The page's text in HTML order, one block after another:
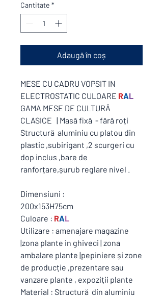
Cantitate *
Adaugă în coș
MESE CU CADRU VOPSIT IN
ELECTROSTATIC CULOARE RAL
GAMA MESE DE CULTURĂ
CLASICE | Masă fixă - fără roți
Structură aluminiu cu platou din
plastic ,subirigant ,2 scurgeri cu
dop inclus ,bare de
ranforțare,șurub reglare nivel .
Dimensiuni :
200x153H75cm
Culoare : RAL
Utilizare : amenajare magazine
|zona plante in ghiveci | zona
ambalare plante |pepiniere și zone
de producție ,prezentare sau
vanzare plante , expoziții plante
Material : Structură din aluminiu